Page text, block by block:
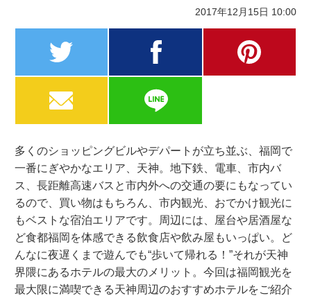
2017年12月15日 10:00
多くのショッピングビルやデパートが立ち並ぶ、福岡で
一番にぎやかなエリア、天神。地下鉄、電車、市内バ
ス、長距離高速バスと市内外への交通の要にもなってい
るので、買い物はもちろん、市内観光、おでかけ観光に
もベストな宿泊エリアです。周辺には、屋台や居酒屋な
ど食都福岡を体感できる飲食店や飲み屋もいっぱい。ど
んなに夜遅くまで遊んでも“歩いて帰れる！”それが天神
界隈にあるホテルの最大のメリット。今回は福岡観光を
最大限に満喫できる天神周辺のおすすめホテルをご紹介